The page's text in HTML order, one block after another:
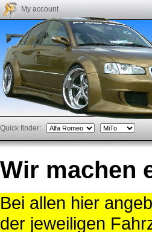
My account
Quick finder:
Wir machen
Bei allen hier
der jeweiligen